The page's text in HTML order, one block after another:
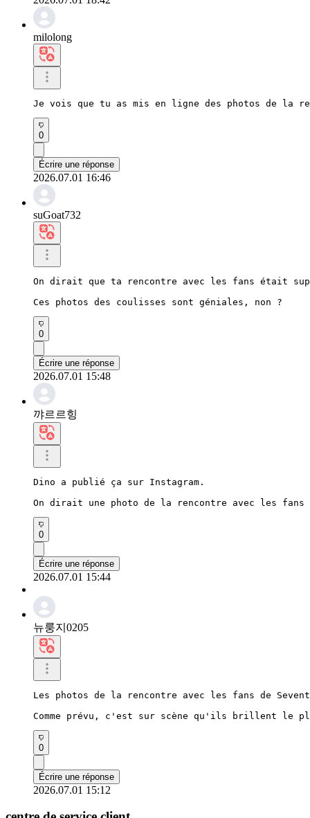
milolong
Je vois que tu as mis en ligne des photos de la
0
Écrire une réponse
2026.07.01 16:46
suGoat732
On dirait que ta rencontre avec les fans était
Ces photos des coulisses sont géniales, non ?
0
Écrire une réponse
2026.07.01 15:48
꺄르르힝
Dino a publié ça sur Instagram.
On dirait une photo de la rencontre avec les
0
Écrire une réponse
2026.07.01 15:44
뉴룽지0205
Les photos de la rencontre avec les fans de
Comme prévu, c'est sur scène qu'ils brillent le
0
Écrire une réponse
2026.07.01 15:12